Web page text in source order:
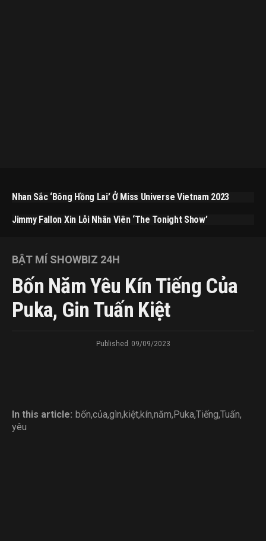
Nhan Sắc ‘bông Hồng Lai’ Ở Miss Universe Vietnam 2023
Jimmy Fallon Xin Lỗi Nhân Viên ‘The Tonight Show’
BẬT MÍ SHOWBIZ 24H
Bốn Năm Yêu Kín Tiếng Của
Puka, Gin Tuấn Kiệt
Published 09/09/2023
In this article: bốn,của,gìn,kiệt,kín,năm,Puka,Tiếng,Tuấn,
yêu